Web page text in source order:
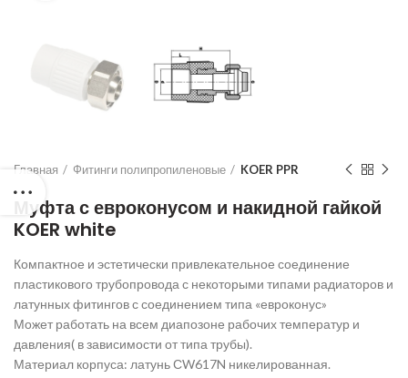
Главная Фитинги полипропиленовые KOER PPR
Муфта с евроконусом и накидной гайкой
KOER white
Компактное и эстетически привлекательное соединение
пластикового трубопровода с некоторыми типами радиаторов и
латунных фитингов с соединением типа «евроконус»
Может работать на всем диапозоне рабочих температур и
давления( в зависимости от типа трубы).
Материал корпуса: латунь СW617N никелированная.